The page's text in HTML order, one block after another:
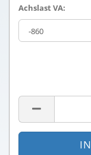
Achslast VA: